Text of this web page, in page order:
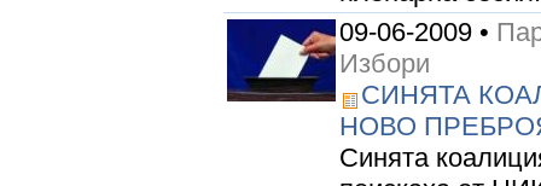
09-06-2009 •
Избори
СИНЯТА
НОВО
Синята